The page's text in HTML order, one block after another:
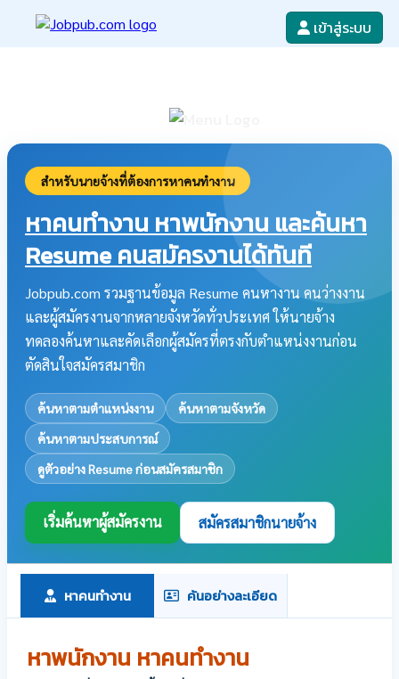
เข้าสู่ระบบ
สำหรับนายจ้างที่ต้องการหาคนทำงาน
หาคนทำงาน หาพนักงาน และค้นหา
Resume คนสมัครงานได้ทันที
Jobpub.com รวมฐานข้อมูล Resume คนหางาน คนว่างงาน
และผู้สมัครงานจากหลายจังหวัดทั่วประเทศ ให้นายจ้าง
ทดลองค้นหาและคัดเลือกผู้สมัครที่ตรงกับตำแหน่งงานก่อน
ตัดสินใจสมัครสมาชิก
ค้นหาตามตำแหน่งงาน
ค้นหาตามจังหวัด
ค้นหาตามประสบการณ์
ดูตัวอย่าง Resume ก่อนสมัครสมาชิก
เริ่มค้นหาผู้สมัครงาน สมัครสมาชิกนายจ้าง
หาคนทำงาน ค้นอย่างละเอียด
หาพนักงาน หาคนทำงาน